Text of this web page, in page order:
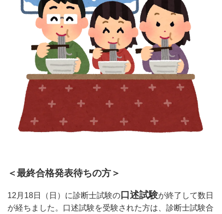
＜最終合格発表待ちの方＞
12月18日（日）に診断士試験の口述試験が終了して数日
が経ちました。口述試験を受験された方は、診断士試験合